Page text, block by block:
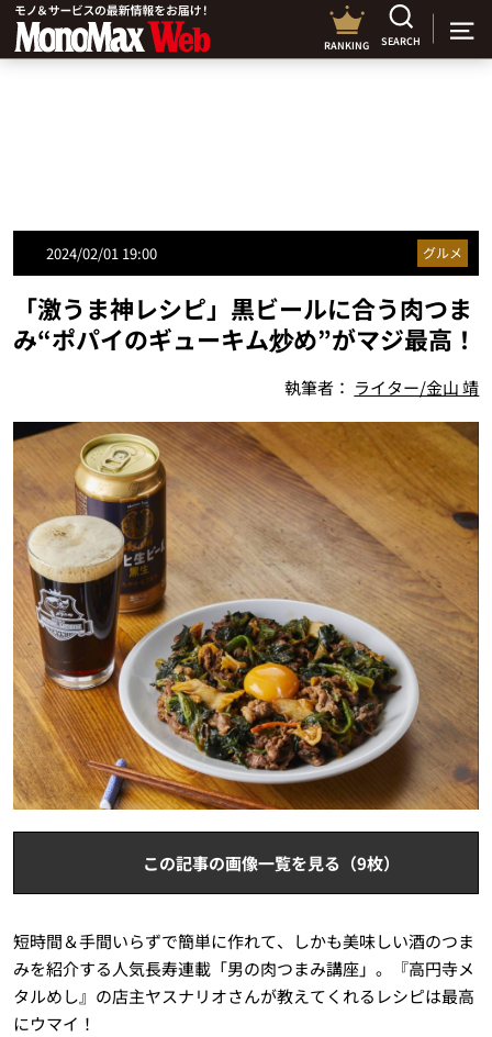
RANKING SEARCH
2024/02/01 19:00 グルメ
「激うま神レシピ」黒ビールに合う肉つま
み“ポパイのギューキム炒め”がマジ最高！
執筆者： ライター/金山 靖
この記事の画像一覧を見る（9枚）
短時間＆手間いらずで簡単に作れて、しかも美味しい酒のつま
みを紹介する人気長寿連載「男の肉つまみ講座」。『高円寺メ
タルめし』の店主ヤスナリオさんが教えてくれるレシピは最高
にウマイ！